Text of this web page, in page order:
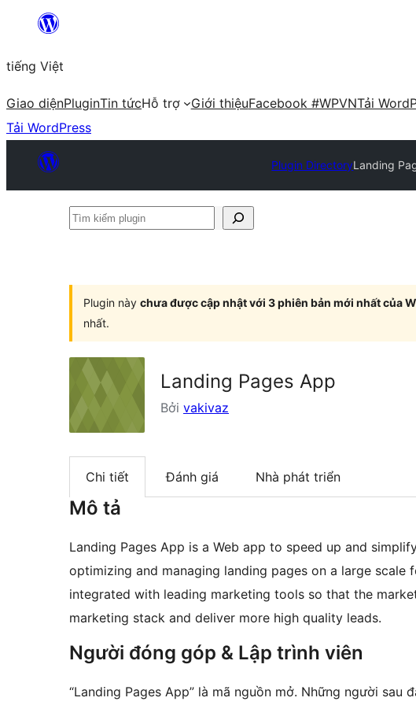
Chuyển
phần
nội
dung
tiếng Việt
Giao diệnPluginTin tứcHỗ trợ Giới thiệuFacebook #WPVNTải
Tải WordPress
Plugin DirectoryLanding
Tìm
Plugin này chưa được cập nhật với 3 phiên bản mới nhất của
nhất.
Landing Pages App
Bởi vakivaz
Chi tiết Đánh giá Nhà phát triển
Mô tả
Landing Pages App is a Web app to speed up and
optimizing and managing landing pages on a large scale
integrated with leading marketing tools so that the
marketing stack and deliver more high quality leads.
Người đóng góp & Lập trình viên
“Landing Pages App” là mã nguồn mở. Những người sau